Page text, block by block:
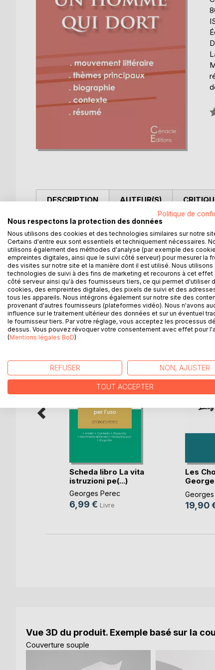
DESCRIPTION
La collection « Connaître une œuvre » vous
Georges Perec, grâce à une fiche de lecture
La rédaction, claire et accessible, a été
Cette fiche de lecture répond à une charte
Ce livre contient la biographie de Georges
chapitre), les raisons du succès, les thèmes
AUTEUR(S)
D’AUTRES TITRES À
Scheda libro La vita
istruzioni pe(...)
Georges Perec
6,99 € Livre
Les
19,90
Vue 3D du produit. Exemple basé sur la
Couverture souple
Politique de
Nous respectons la protection des données
Nous utilisons des cookies et des technologies similaires sur notre
Certains d'entre eux sont essentiels et techniquement nécessaires.
utilisons également des méthodes d'analyse (par exemple des
empreintes digitales, ainsi que le suivi côté serveur) pour mesurer la
des visites sur notre site et la manière dont il est utilisé. Nous utilisons
technologies de suivi à des fins de marketing et recourons à cet effet
côté serveur ainsi qu'à des fournisseurs tiers, ce qui permet d'utiliser
cookies, des empreintes digitales, des pixels de suivi et des
tous les appareils. Nous intégrons également sur notre site des
provenant d'autres fournisseurs (plateformes vidéo). Nous n'avons
influence sur le traitement ultérieur des données et sur un éventuel
le fournisseur tiers. Par votre réglage, vous acceptez les processus
dessus. Vous pouvez révoquer votre consentement avec effet pour
(Mentions légales BoD)
REFUSER NON, AJUSTER
TOUT ACCEPTER